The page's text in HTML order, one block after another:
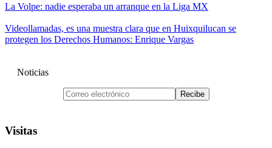
La Volpe: nadie esperaba un arranque en la Liga MX
Videollamadas, es una muestra clara que en Huixquilucan se
protegen los Derechos Humanos: Enrique Vargas
Noticias
Visitas